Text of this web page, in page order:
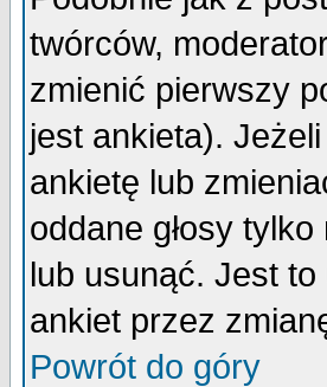
twórców,
zmienić pierwszy
jest ankieta).
ankietę lub
oddane głosy
lub usunąć. Jest
ankiet przez
Powrót do góry